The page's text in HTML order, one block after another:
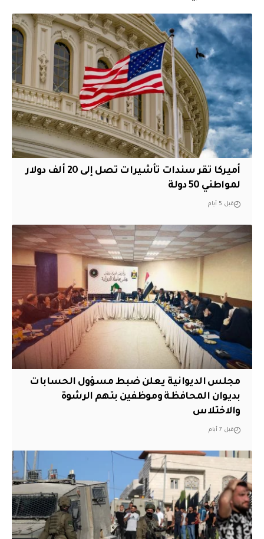
أميركا تقر سندات تأشيرات تصل إلى 20 ألف دولار
لمواطني 50 دولة
قبل 5 أيام
مجلس الديوانية يعلن ضبط مسؤول الحسابات
بديوان المحافظة وموظفين بتهم الرشوة
والاختلاس
قبل 7 أيام